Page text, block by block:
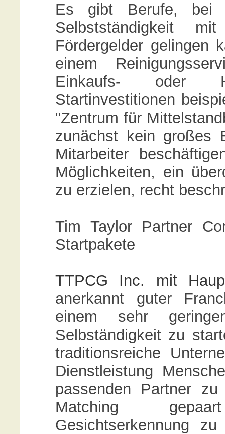
Es gibt Berufe, bei
Selbstständigkeit
Fördergelder gelingen
einem
Einkaufs- oder
Startinvestitionen
"Zentrum für
zunächst kein großes
Mitarbeiter
Möglichkeiten, ein
zu erzielen, recht
Tim Taylor Partner
Startpakete
TTPCG Inc. mit
anerkannt guter
einem sehr
Selbständigkeit zu
traditionsreiche
Dienstleistung
passenden Partner
Matching
Gesichtserkennung